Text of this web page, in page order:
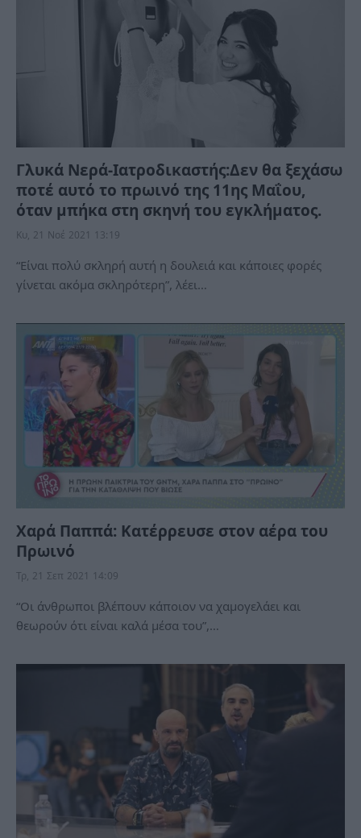
Γλυκά Νερά-Ιατροδικαστής:Δεν θα ξεχάσω
ποτέ αυτό το πρωινό της 11ης Μαΐου,
όταν μπήκα στη σκηνή του εγκλήματος.
Κυ, 21 Νοέ 2021 13:19
“Είναι πολύ σκληρή αυτή η δουλειά και κάποιες φορές
γίνεται ακόμα σκληρότερη”, λέει…
Χαρά Παππά: Κατέρρευσε στον αέρα του
Πρωινό
Τρ, 21 Σεπ 2021 14:09
“Οι άνθρωποι βλέπουν κάποιον να χαμογελάει και
θεωρούν ότι είναι καλά μέσα του”,…